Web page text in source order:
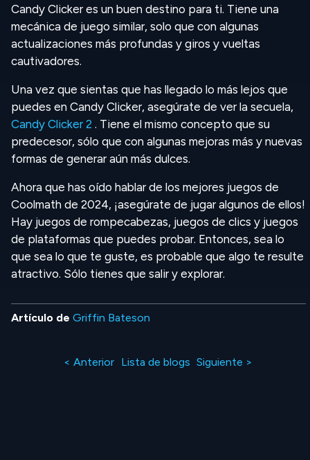
Candy Clicker es un buen destino para ti. Tiene una
mecánica de juego similar, solo que con algunas
actualizaciones más profundas y giros y vueltas
cautivadores.
Una vez que sientas que has llegado lo más lejos que
puedes en Candy Clicker, asegúrate de ver la secuela,
Candy Clicker 2 . Tiene el mismo concepto que su
predecesor, sólo que con algunas mejoras más y nuevas
formas de generar aún más dulces.
Ahora que has oído hablar de los mejores juegos de
Coolmath de 2024, ¡asegúrate de jugar algunos de ellos!
Hay juegos de rompecabezas, juegos de clics y juegos
de plataformas que puedes probar. Entonces, sea lo
que sea lo que te guste, es probable que algo te resulte
atractivo. Sólo tienes que salir y explorar.
Artículo de Griffin Bateson
< Anterior Lista de blogs Siguiente >